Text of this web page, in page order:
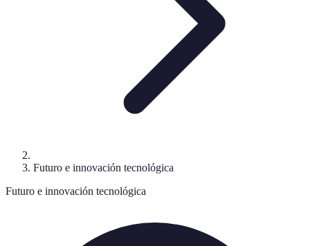
Futuro e innovación tecnológica
Futuro e innovación tecnológica